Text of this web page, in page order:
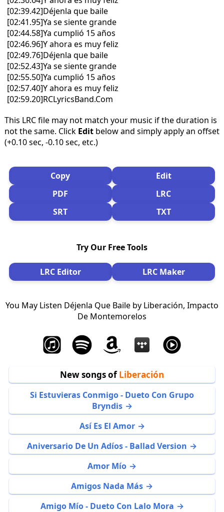
[02:39.42]Déjenla que baile
[02:41.95]Ya se siente grande
[02:44.58]Ya cumplió 15 años
[02:46.96]Y ahora es muy feliz
[02:49.76]Déjenla que baile
[02:52.43]Ya se siente grande
[02:55.50]Ya cumplió 15 años
[02:57.40]Y ahora es muy feliz
[02:59.20]RCLyricsBand.Com
This LRC file may not match your music if the duration is
not the same. Click Editbelow and simply apply an offset
(+0.10 sec, -0.10 sec, etc.)
Copy
Edit
PDF
LRC
SRT
TXT
Try Our Free Tools
LRC Editor LRC Maker
You May Listen Déjenla Que Baile by Liberación, Impacto
De Montemorelos
New songs ofLiberación
Si Estuvieras Conmigo - Dueto Con Grupo
Bryndis
Así Es El Amor
Aniversario De Un Adíos - Ballad Version
Amor Mío
Amigos Nada Más
Amigo Mío - Dueto Con Lalo Mora